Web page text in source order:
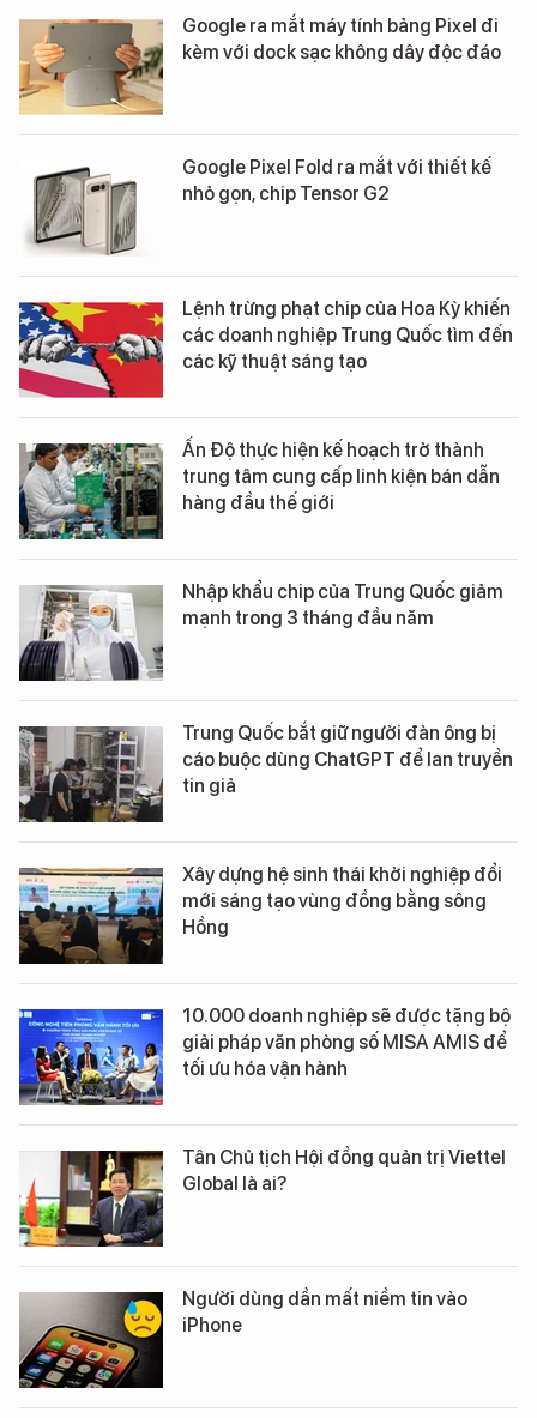
Google ra mắt máy tính bảng Pixel đi
kèm với dock sạc không dây độc đáo
Google Pixel Fold ra mắt với thiết kế
nhỏ gọn, chip Tensor G2
Lệnh trừng phạt chip của Hoa Kỳ khiến
các doanh nghiệp Trung Quốc tìm đến
các kỹ thuật sáng tạo
Ấn Độ thực hiện kế hoạch trở thành
trung tâm cung cấp linh kiện bán dẫn
hàng đầu thế giới
Nhập khẩu chip của Trung Quốc giảm
mạnh trong 3 tháng đầu năm
Trung Quốc bắt giữ người đàn ông bị
cáo buộc dùng ChatGPT để lan truyền
tin giả
Xây dựng hệ sinh thái khởi nghiệp đổi
mới sáng tạo vùng đồng bằng sông
Hồng
10.000 doanh nghiệp sẽ được tặng bộ
giải pháp văn phòng số MISA AMIS để
tối ưu hóa vận hành
Tân Chủ tịch Hội đồng quản trị Viettel
Global là ai?
Người dùng dần mất niềm tin vào
iPhone